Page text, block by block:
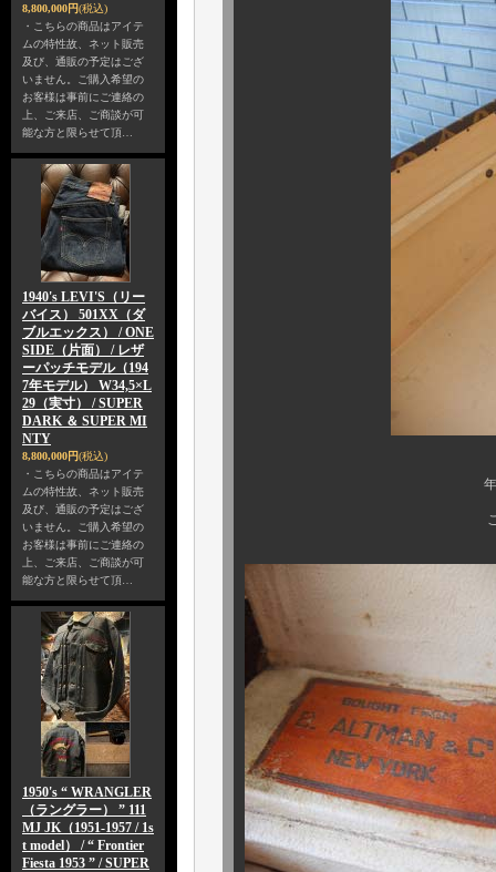
8,800,000円(税込)
・こちらの商品はアイテ
ムの特性故、ネット販売
及び、通販の予定はござ
いません。ご購入希望の
お客様は事前にご連絡の
上、ご来店、ご商談が可
能な方と限らせて頂…
1940's LEVI'S（リー
バイス） 501XX（ダ
ブルエックス） / ONE
SIDE（片面） / レザ
ーパッチモデル（194
7年モデル） W34,5×L
29（実寸） / SUPER
DARK ＆ SUPER MI
NTY
8,800,000円(税込)
・こちらの商品はアイテ
ムの特性故、ネット販売
及び、通販の予定はござ
いません。ご購入希望の
お客様は事前にご連絡の
上、ご来店、ご商談が可
能な方と限らせて頂…
1950's “ WRANGLER
（ラングラー） ” 111
MJ JK（1951-1957 / 1s
t model） / “ Frontier
Fiesta 1953 ” / SUPER
年代なりの経年感
ご覧の通り素晴ら